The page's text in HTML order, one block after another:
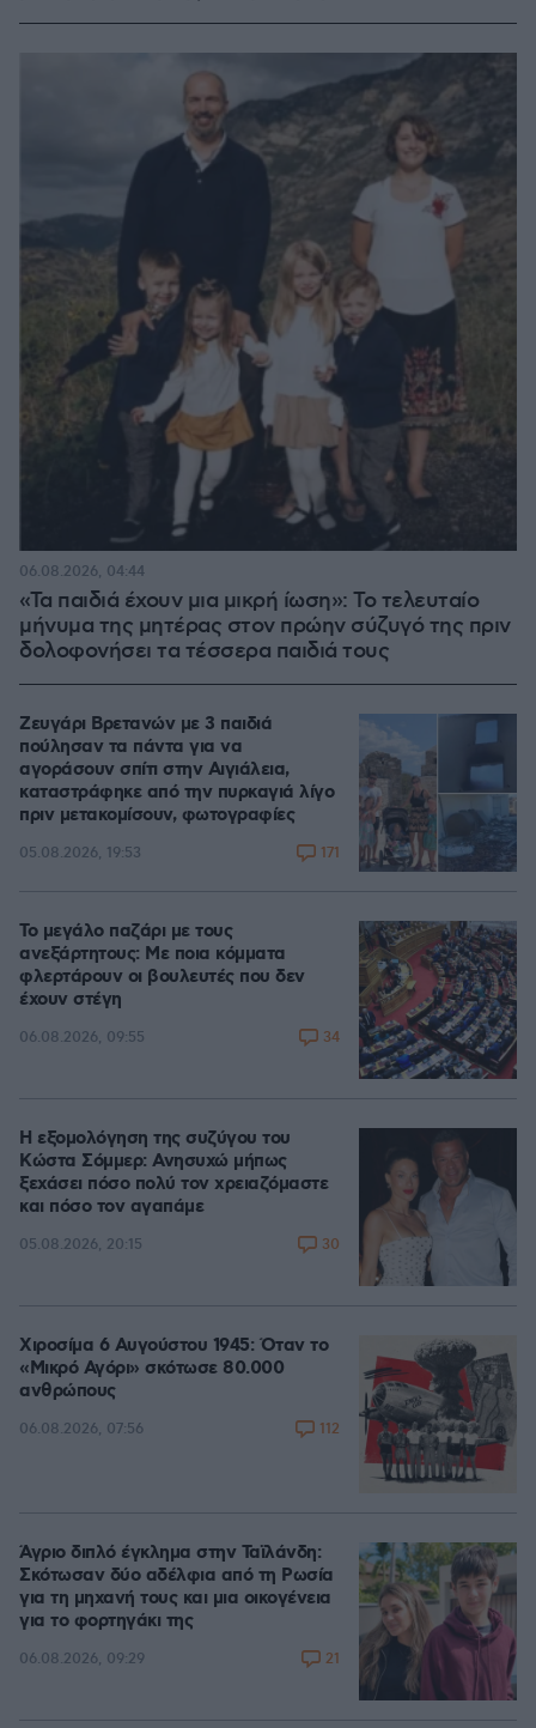
«Τα παιδιά έχουν μια μικρή ίωση»: Το τελευταίο
μήνυμα της μητέρας στον πρώην σύζυγό της πριν
δολοφονήσει τα τέσσερα παιδιά τους
06.08.2026, 04:44
Ζευγάρι Βρετανών με 3 παιδιά
πούλησαν τα πάντα για να
αγοράσουν σπίτι στην Αιγιάλεια,
καταστράφηκε από την πυρκαγιά λίγο
πριν μετακομίσουν, φωτογραφίες
05.08.2026, 19:53 171
Το μεγάλο παζάρι με τους
ανεξάρτητους: Με ποια κόμματα
φλερτάρουν οι βουλευτές που δεν
έχουν στέγη
06.08.2026, 09:55 34
Η εξομολόγηση της συζύγου του
Κώστα Σόμμερ: Ανησυχώ μήπως
ξεχάσει πόσο πολύ τον χρειαζόμαστε
και πόσο τον αγαπάμε
05.08.2026, 20:15 30
Χιροσίμα 6 Αυγούστου 1945: Όταν το
«Μικρό Αγόρι» σκότωσε 80.000
ανθρώπους
06.08.2026, 07:56 112
Άγριο διπλό έγκλημα στην Ταϊλάνδη:
Σκότωσαν δύο αδέλφια από τη Ρωσία
για τη μηχανή τους και μια οικογένεια
για το φορτηγάκι της
06.08.2026, 09:29 21